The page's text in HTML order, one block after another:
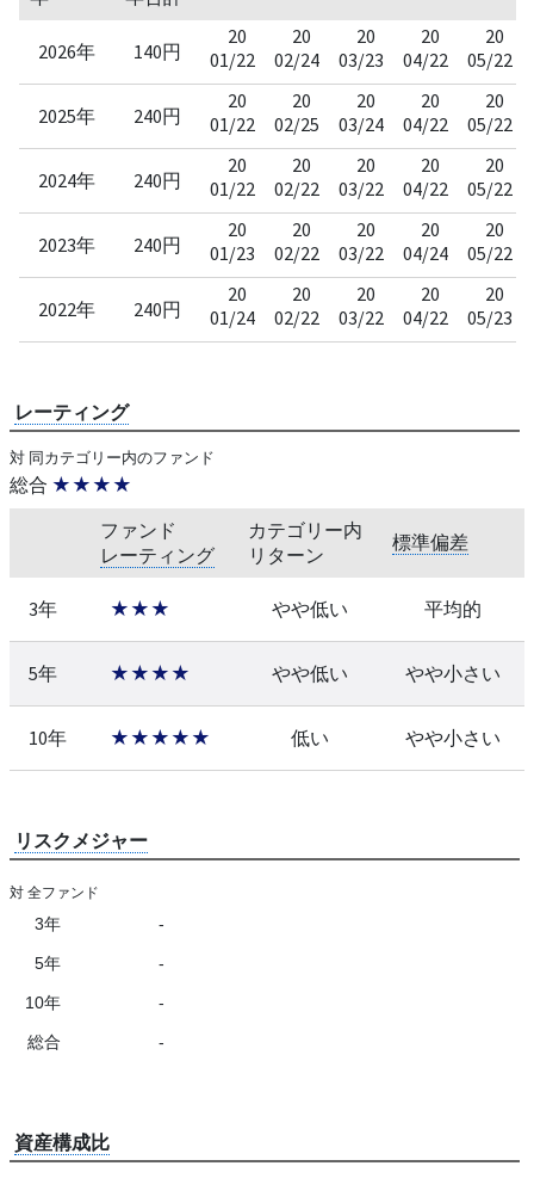
2026年 140円
20
01/22
20
02/24
20
03/23
20
04/22
20
05/22
2025年 240円
20
01/22
20
02/25
20
03/24
20
04/22
20
05/22
2024年 240円
20
01/22
20
02/22
20
03/22
20
04/22
20
05/22
2023年 240円
20
01/23
20
02/22
20
03/22
20
04/24
20
05/22
2022年 240円
20
01/24
20
02/22
20
03/22
20
04/22
20
05/23
レーティング
対 同カテゴリー内のファンド
総合 ★★★★
ファンド
レーティング
カテゴリー内
リターン
標準偏差
3年 ★★★ やや低い 平均的
5年 ★★★★ やや低い やや小さい
10年 ★★★★★ 低い やや小さい
リスクメジャー
対 全ファンド
3年 -
5年 -
10年 -
総合 -
資産構成比